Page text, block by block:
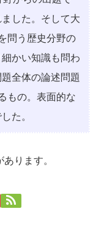
した。そして⼤
問う歴史分野の
かい知識も問わ
全体の論述問題
もの。表⾯的な
た。
ります。